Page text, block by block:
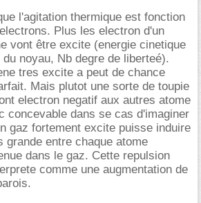
l'agitation thermique est fonction
Plus les electron d'un
vont être excite (energie cinetique
noyau, Nb degre de liberteé).
tres excite a peut de chance
Mais plutot une sorte de toupie
electron negatif aux autres atome
concevable dans se cas d'imaginer
gaz fortement excite puisse induire
grande entre chaque atome
dans le gaz. Cette repulsion
comme une augmentation de